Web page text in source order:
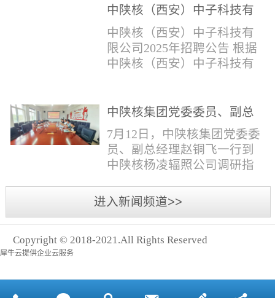
登记表》(见附件2）并如实
填写。并将《应聘人员登记
表》和本人学历学位证书和
相关证件扫描件发送至报名
本科西安石油大学测控技术
月本科西安石油大学通信工
程社招3王小明男1981年11月
本科西安石油大学测控技术
子工程社招5何晔女1979年10
月本科西安财经学院工商管
理社招6张柳怡女1998...
中陕核（西安）中子科技有
限公司2025年招聘公告
中陕核（西安）中子科技有
限公司2025年招聘公告 根据
中陕核（西安）中子科技有
如下：一、招聘岗位及人数
见附件1二、招聘范围（1）
社会招聘：面向社会招聘。
（2）应届生招聘：国家计划
内统一招收的全日制院校应
届毕业生，重点院校应届毕
业生优先；回国一年内取得
国家教育部出具的学历（学
三、招聘流程（一）个人报
中陕核集团党委委员、副总
经理赵铜飞一行到中陕核杨
凌辐照公司调研指导工作
7月12日，中陕核集团党委委
员、副总经理赵铜飞一行到
中陕核杨凌辐照公司调研指
息部部长赵磊，中陕核核盛
公司执行董事张鹏，核盛公
执行董事李奎等陪同调研。
进入新闻频道>>
Copyright © 2018-2021.All Rights Reserved
犀牛云提供企业云服务